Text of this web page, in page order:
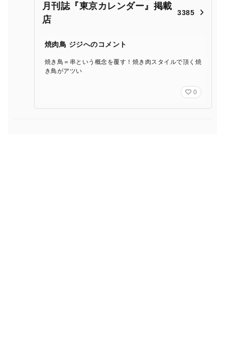
月刊誌『東京カレンダー』掲載
店
3385
焼肉鳥 ジジへのコメント
焼き鳥＝串という概念を覆す！焼き肉スタイルで頂く焼
き鳥がアツい
0